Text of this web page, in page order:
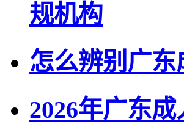
规机构
怎么辨别广
2026年广东